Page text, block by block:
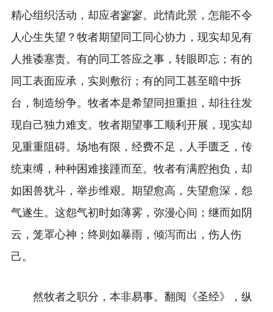
精心组织活动，却应者寥寥。此情此景，怎能不令
人心生失望？牧者期望同工同心协力，现实却见有
人推诿塞责。有的同工答应之事，转眼即忘；有的
同工表面应承，实则敷衍；有的同工甚至暗中拆
台，制造纷争。牧者本是希望同担重担，却往往发
现自己独力难支。牧者期望事工顺利开展，现实却
见重重阻碍。场地有限，经费不足，人手匮乏，传
统束缚，种种困难接踵而至。牧者有满腔抱负，却
如困兽犹斗，举步维艰。期望愈高，失望愈深，怨
气遂生。这怨气初时如薄雾，弥漫心间；继而如阴
云，笼罩心神；终则如暴雨，倾泻而出，伤人伤
己。
然牧者之职分，本非易事。翻阅《圣经》，纵